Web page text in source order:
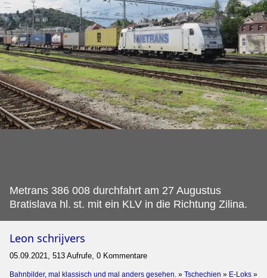
Metrans 386 008 durchfahrt am 27 Augustus
Bratislava hl. st. mit ein KLV in die Richtung Zilina.
Leon schrijvers
05.09.2021, 513 Aufrufe, 0 Kommentare
Bahnbilder, mal klassisch und mal anders gesehen. » Tschechien » E-Loks »